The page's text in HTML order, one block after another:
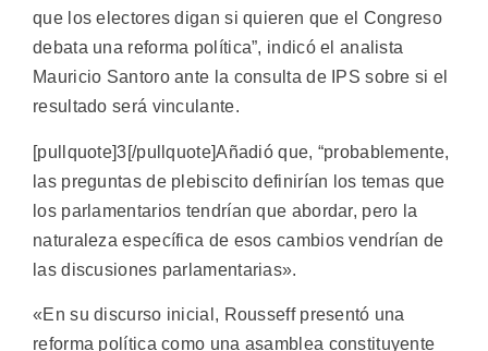
que los electores digan si quieren que el Congreso
debata una reforma política”, indicó el analista
Mauricio Santoro ante la consulta de IPS sobre si el
resultado será vinculante.
[pullquote]3[/pullquote]Añadió que, “probablemente,
las preguntas de plebiscito definirían los temas que
los parlamentarios tendrían que abordar, pero la
naturaleza específica de esos cambios vendrían de
las discusiones parlamentarias».
«En su discurso inicial, Rousseff presentó una
reforma política como una asamblea constituyente